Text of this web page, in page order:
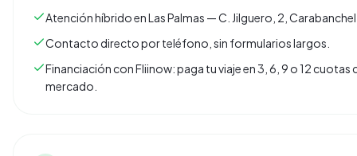
Atención híbrido en Las Palmas — C. Jilguero, 2,
Contacto directo por teléfono, sin formularios largos.
Financiación con Fliinow: paga tu viaje en 3, 6, 9 o 12
mercado.